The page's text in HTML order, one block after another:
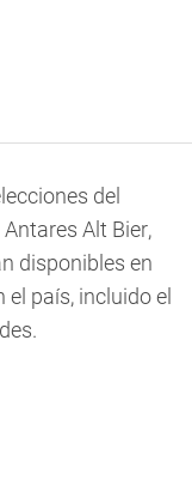
del
Alt Bier,
disponibles en
país, incluido el